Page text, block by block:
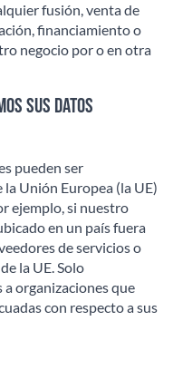
fusión, venta de
financiamiento o
negocio por o en otra
sus datos
pueden ser
Unión Europea (la UE)
ejemplo, si nuestro
en un país fuera
de servicios o
la UE. Solo
organizaciones que
con respecto a sus